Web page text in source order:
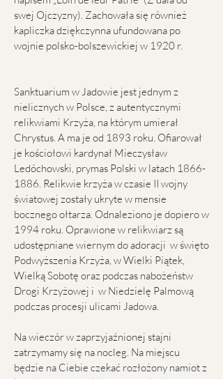
swej Ojczyzny). Zachowała się również
kapliczka dziękczynna ufundowana po
wojnie polsko-bolszewickiej w 1920 r.
Sanktuarium w Jadowie jest jednym z
nielicznych w Polsce, z autentycznymi
relikwiami Krzyża, na którym umierał
Chrystus. A ma je od 1893 roku. Ofiarował
je kościołowi kardynał Mieczysław
Ledóchowski, prymas Polski w latach 1866-
1886. Relikwie krzyża w czasie II wojny
światowej zostały ukryte w mensie
bocznego ołtarza. Odnaleziono je dopiero w
1994 roku. Oprawione w relikwiarz są
udostępniane wiernym do adoracji w święto
Podwyższenia Krzyża, w Wielki Piątek,
Wielką Sobotę oraz podczas nabożeństw
Drogi Krzyżowej i w Niedzielę Palmową
podczas procesji ulicami Jadowa.
Na wieczór w zaprzyjaźnionej stajni
zatrzymamy się na nocleg. Na miejscu
będzie na Ciebie czekać rozłożony namiot z